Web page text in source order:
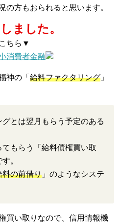
の方もおられると思います。
ました。
ちら▼
消費者金融
神の「 給料ファクタリング 」
とは翌月もらう予定のある
もらう「給料債権買い取
。
料の前借り 」のようなシステ
買い取りなので、信用情報機